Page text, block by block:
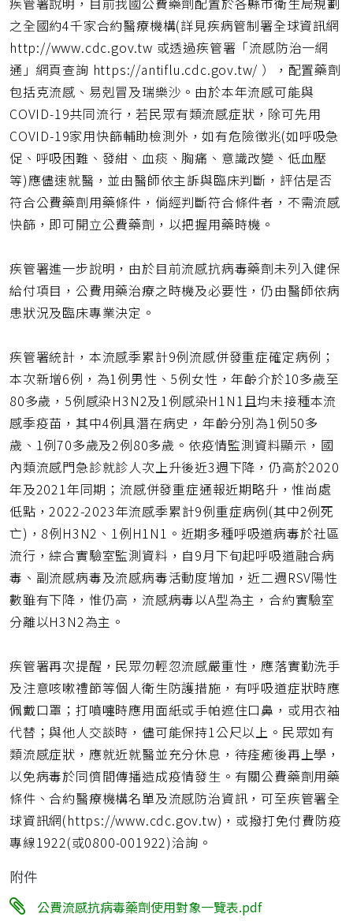
之全國約4千家合約醫療機構(詳見疾病管制署全球資訊網
http://www.cdc.gov.tw 或透過疾管署「流感防治一網
通」網頁查詢 https://antiflu.cdc.gov.tw/ ），配置藥劑
包括克流感、易剋冒及瑞樂沙。由於本年流感可能與
COVID-19共同流行，若民眾有類流感症狀，除可先用
COVID-19家用快篩輔助檢測外，如有危險徵兆(如呼吸急
促、呼吸困難、發紺、血痰、胸痛、意識改變、低血壓
等)應儘速就醫，並由醫師依主訴與臨床判斷，評估是否
符合公費藥劑用藥條件，倘經判斷符合條件者，不需流感
快篩，即可開立公費藥劑，以把握用藥時機。
疾管署進一步說明，由於目前流感抗病毒藥劑未列入健保
給付項目，公費用藥治療之時機及必要性，仍由醫師依病
患狀況及臨床專業決定。
疾管署統計，本流感季累計9例流感併發重症確定病例；
本次新增6例，為1例男性、5例女性，年齡介於10多歲至
80多歲，5例感染H3N2及1例感染H1N1且均未接種本流
感季疫苗，其中4例具潛在病史，年齡分別為1例50多
歲、1例70多歲及2例80多歲。依疫情監測資料顯示，國
內類流感門急診就診人次上升後近3週下降，仍高於2020
年及2021年同期；流感併發重症通報近期略升，惟尚處
低點，2022-2023年流感季累計9例重症病例(其中2例死
亡)，8例H3N2、1例H1N1。近期多種呼吸道病毒於社區
流行，綜合實驗室監測資料，自9月下旬起呼吸道融合病
毒、副流感病毒及流感病毒活動度增加，近二週RSV陽性
數雖有下降，惟仍高，流感病毒以A型為主，合約實驗室
分離以H3N2為主。
疾管署再次提醒，民眾勿輕忽流感嚴重性，應落實勤洗手
及注意咳嗽禮節等個人衛生防護措施，有呼吸道症狀時應
佩戴口罩；打噴嚏時應用面紙或手帕遮住口鼻，或用衣袖
代替；與他人交談時，儘可能保持1公尺以上。民眾如有
類流感症狀，應就近就醫並充分休息，待痊癒後再上學，
以免病毒於同儕間傳播造成疫情發生。有關公費藥劑用藥
條件、合約醫療機構名單及流感防治資訊，可至疾管署全
球資訊網(https://www.cdc.gov.tw)，或撥打免付費防疫
專線1922(或0800-001922)洽詢。
附件
公費流感抗病毒藥劑使用對象一覽表.pdf